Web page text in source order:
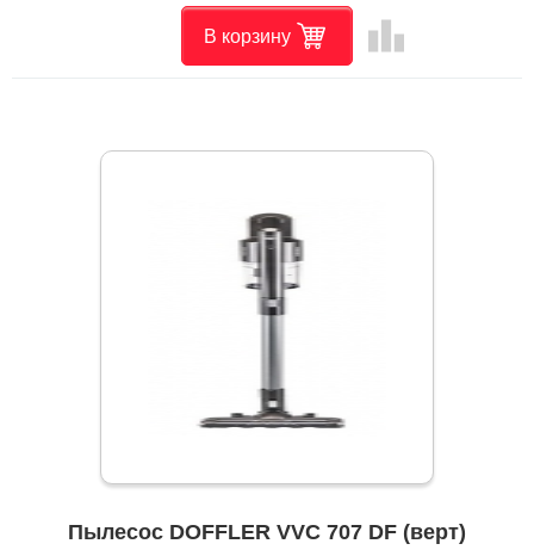
В корзину leaderboard
Пылесос DOFFLER VVC 707 DF (верт)